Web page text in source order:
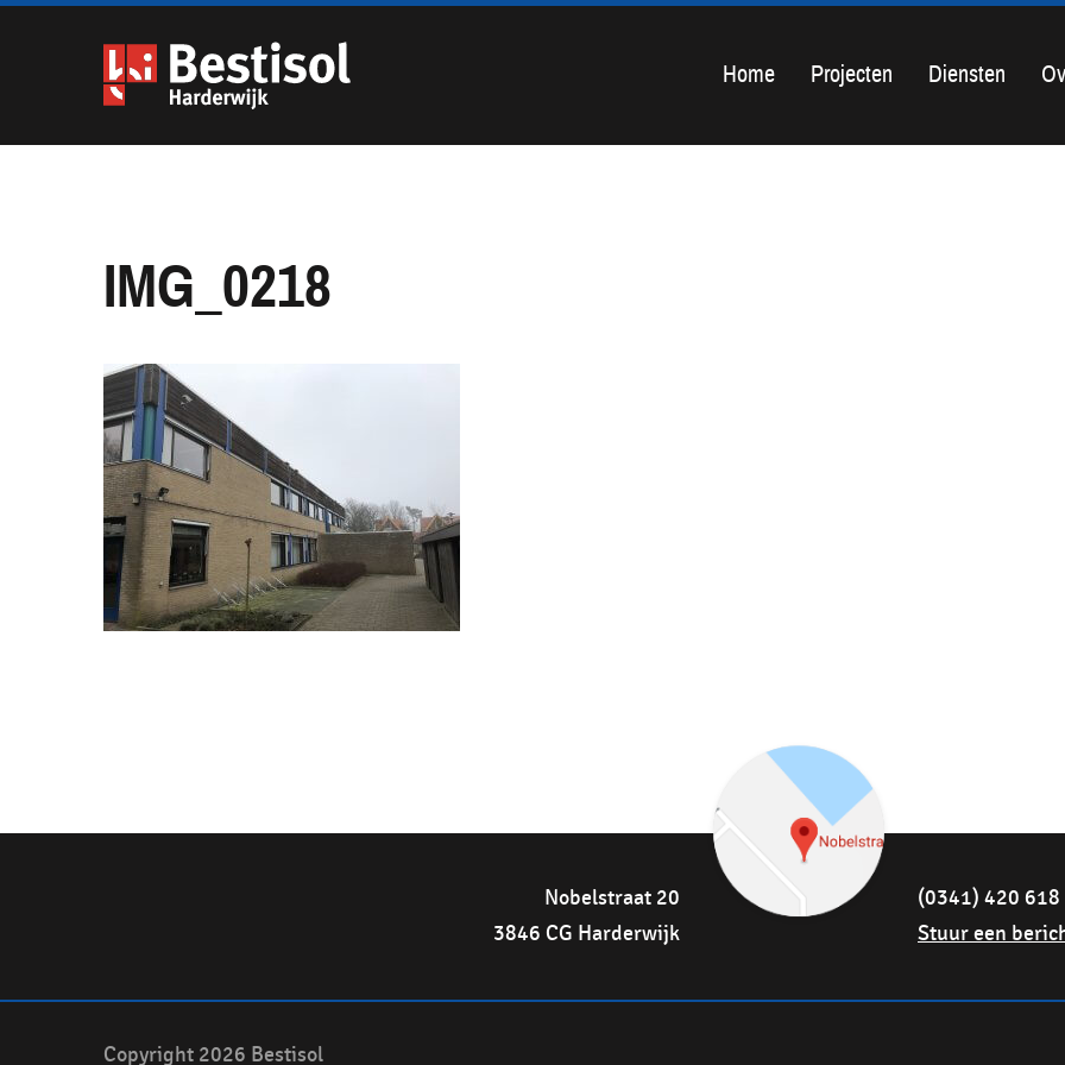
overslaan
Home Projecten Diensten
IMG_0218
Nobelstraat 20
3846 CG Harderwijk
(0341) 420 618
Stuur een
Copyright 2026 Bestisol